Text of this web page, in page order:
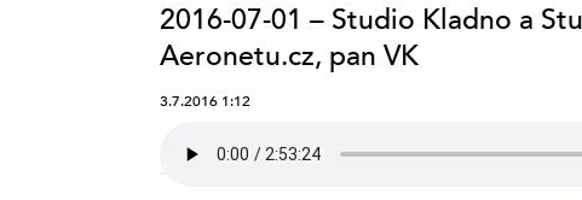
2016-07-01 – Studio Kladno a
Aeronetu.cz, pan VK
3.7.2016 1:12